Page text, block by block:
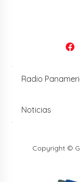
Radio
Noticias
Copyright ©